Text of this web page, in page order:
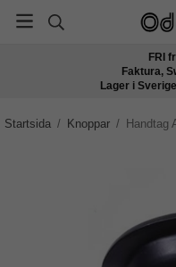
FRI
Faktura,
Lager i
Startsida / Knoppar / Handtag